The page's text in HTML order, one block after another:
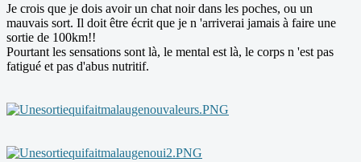
Je crois que je dois avoir un chat noir dans les poches, ou un
mauvais sort. Il doit être écrit que je n 'arriverai jamais à faire une
sortie de 100km!!
Pourtant les sensations sont là, le mental est là, le corps n 'est pas
fatigué et pas d'abus nutritif.